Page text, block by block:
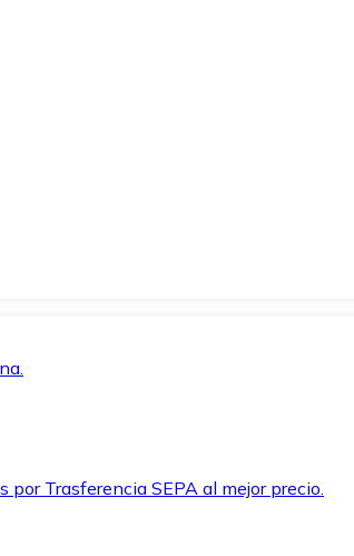
Trasferencia SEPA al mejor precio.